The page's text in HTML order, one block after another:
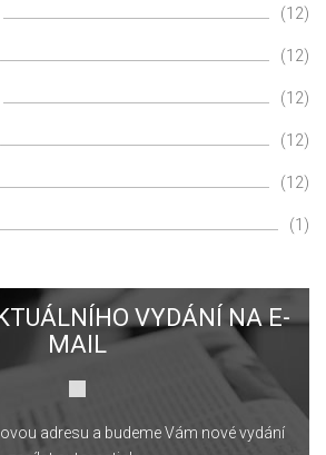
(12)
(12)
(12)
(12)
(12)
(1)
VYDÁNÍ NA E-
MAIL
adresu a budeme Vám nové vydání